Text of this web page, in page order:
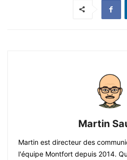
Martin
Martin est directeur des
l'équipe Montfort depuis 2014.